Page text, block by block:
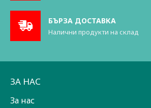
БЪРЗА ДОСТАВКА
Налични продукти на склад
ЗА НАС
За нас